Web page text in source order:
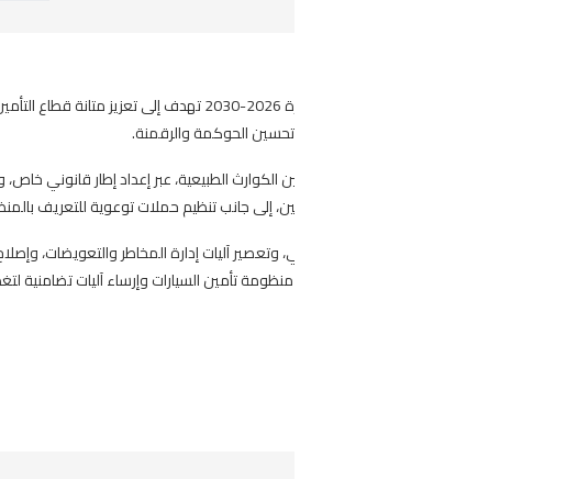
وضعت الهيئة العامة للتأمين استراتيجية للفترة 2026-2030 تهدف إلى تعزيز متانة قطاع التأمين، ودعم مساهمته في تمويل الاقتصاد
الطبيعية، عبر إعداد إطار قانوني خاص، وتطوير نماذج لتقييم كلفة التغطية، ودراسة
إلى جانب تنظيم حملات توعوية للتعريف بالمنظومة.
وتعصير آليات إدارة المخاطر والتعويضات، وإصلاح مجلة التأمين لدعم التأمين على الحياة
تأمين السيارات وإرساء آليات تضامنية لتغطية الفروع ذات المخاطر المرتفعة.